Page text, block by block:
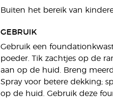
Buiten het bereik van
GEBRUIK
Gebruik een
poeder. Tik zachtjes op de
aan op de huid. Breng
Spray voor betere dekking;
op de huid. Gebruik deze